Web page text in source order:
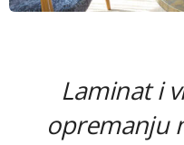
Laminat i
opremanju